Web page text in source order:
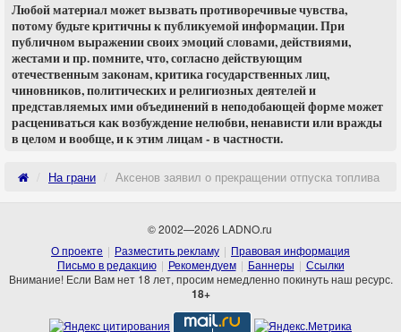
Любой материал может вызвать противоречивые чувства,
потому будьте критичны к публикуемой информации. При
публичном выражении своих эмоций словами, действиями,
жестами и пр. помните, что, согласно действующим
отечественным законам, критика государственных лиц,
чиновников, политических и религиозных деятелей и
представляемых ими объединений в неподобающей форме может
расцениваться как возбуждение нелюбви, ненависти или вражды
в целом и вообще, и к этим лицам - в частности.
На грани Аксенов заявил о прекращении отпуска топлива
© 2002—2026 LADNO.ru
О проекте
Разместить рекламу
Правовая информация
Письмо в редакцию
Рекомендуем Баннеры
Ссылки
Внимание! Если Вам нет 18 лет, просим немедленно покинуть наш ресурс.
18+